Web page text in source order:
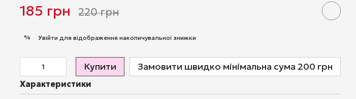
185 грн 220 грн
% Увійти для відображення накопичувальної знижки
Купити Замовити швидко мінімальна сума 200 грн
Характеристики